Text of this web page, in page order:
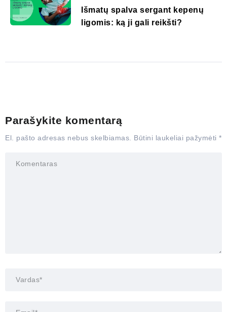
Išmatų spalva sergant kepenų
ligomis: ką ji gali reikšti?
Parašykite komentarą
El. pašto adresas nebus skelbiamas. Būtini laukeliai pažymėti *